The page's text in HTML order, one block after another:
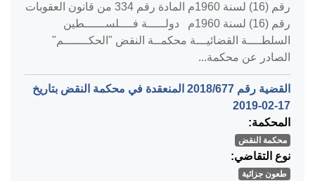
رقم (16) لسنة 1960م المادة رقم 334 من قانون العقوبات
رقم (16) لسنة 1960م دولـــــة فــــلســــــطين
السلطــــة القضائيـــة محكمــة النقض "الحكـــــــم"
الصادر عن محكمة...
القضية رقم ‎677‏/‎2018‏ المنعقدة في محكمة النقض بتاريخ
‎2019-02-17‏
المحكمة:
محكمة النقض
نوع التقاضي:
طعون جزائية